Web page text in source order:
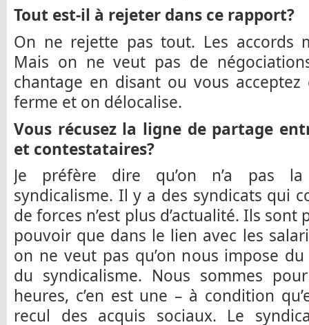
Tout est-il à rejeter dans ce rapport?
On ne rejette pas tout. Les accords
Mais on ne veut pas de
chantage en disant ou vous acceptez
ferme et on délocalise.
Vous récusez la ligne de partage
et contestataires?
Je préfère dire qu’on n’a pas
syndicalisme. Il y a des syndicats qui
de forces n’est plus d’actualité. Ils
pouvoir que dans le lien avec les
on ne veut pas qu’on nous impose
du syndicalisme. Nous sommes
heures, c’en est une – à condition
recul des acquis sociaux. Le